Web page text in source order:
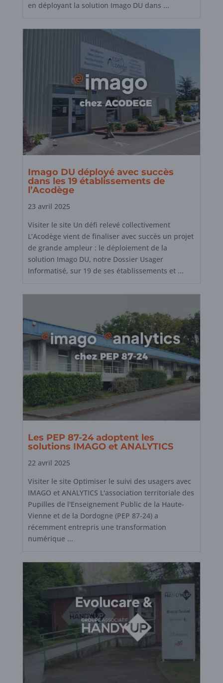
en déployant la solution Imago DU dans ...
Imago DU déployé avec succès
dans les 19 établissements de
l’Acodège
23 avril 2025
Visiter le site Un défi relevé collectivement
L’Acodège vient de finaliser avec succès un projet
de grande ampleur : le déploiement de la
solution Imago DU, notre Dossier Usager
Informatisé, sur 19 de ses établissements et ...
Les PEP 87-24 adoptent les
solutions IMAGO et ANALYTICS
22 avril 2025
Visiter le site Optimiser le suivi des usagers avec
IMAGO et ANALYTICS L'association territoriale des
Pupilles de l'Enseignement Public de la Haute-
Vienne et de la Dordogne (PEP 87-24) a
récemment entrepris une transformation
numérique ...